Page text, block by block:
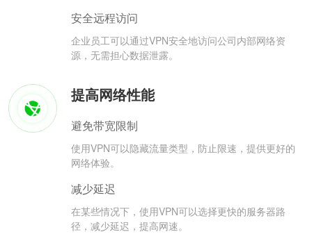
安全远程访问
企业员工可以通过VPN安全地访问公司内部网络资
源，无需担心数据泄露。
提高网络性能
避免带宽限制
使用VPN可以隐藏流量类型，防止限速，提供更好的
网络体验。
减少延迟
在某些情况下，使用VPN可以选择更快的服务器路
径，减少延迟，提高网速。